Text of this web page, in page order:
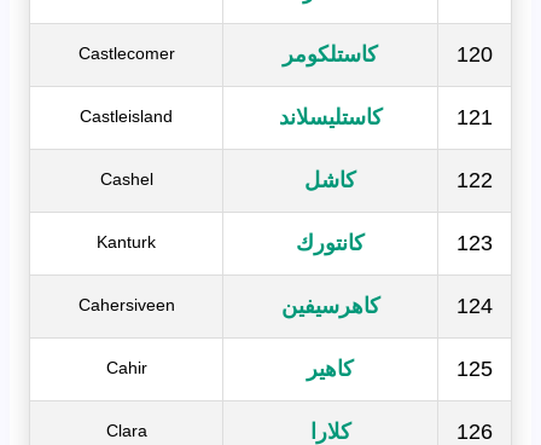
120 كاستلكومر Castlecomer
121 كاستليسلاند Castleisland
122 كاشل Cashel
123 كانتورك Kanturk
124 كاهرسيفين Cahersiveen
125 كاهير Cahir
126 كلارا Clara